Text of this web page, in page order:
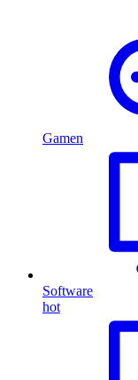
Gamen
Software
hot